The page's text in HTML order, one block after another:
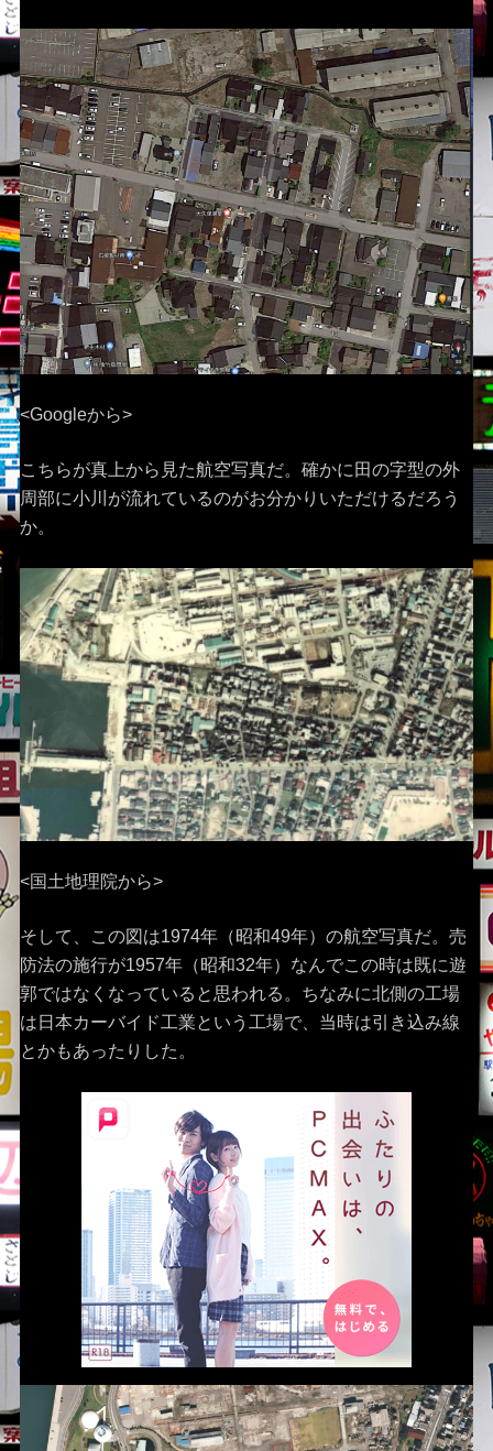
<Googleから>
こちらが真上から見た航空写真だ。確かに田の字型の外
周部に小川が流れているのがお分かりいただけるだろう
か。
<国土地理院から>
そして、この図は1974年（昭和49年）の航空写真だ。売
防法の施行が1957年（昭和32年）なんでこの時は既に遊
郭ではなくなっていると思われる。ちなみに北側の工場
は日本カーバイド工業という工場で、当時は引き込み線
とかもあったりした。